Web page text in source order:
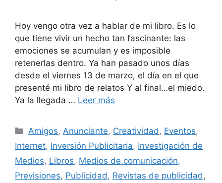
Hoy vengo otra vez a hablar de mi libro. Es lo
que tiene vivir un hecho tan fascinante: las
emociones se acumulan y es imposible
retenerlas dentro. Ya han pasado unos días
desde el viernes 13 de marzo, el día en el que
presenté mi libro de relatos Y al final…el miedo.
Ya la llegada … Leer más
Categorías
Amigos, Anunciante, Creatividad , Eventos,
Internet, Inversión Publicitaria, Investigación de
Medios, Libros, Medios de comunicación,
Previsiones, Publicidad , Revistas de publicidad ,